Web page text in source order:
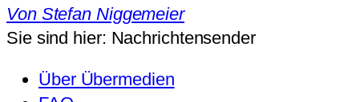
Von Stefan Niggemeier
Sie sind hier: Nachrichtensender
Über Übermedien